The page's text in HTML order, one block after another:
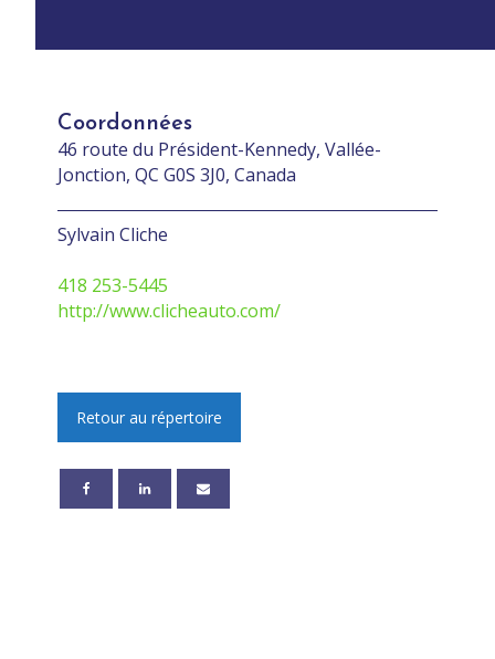
Coordonnées
46 route du Président-Kennedy, Vallée-
Jonction, QC G0S 3J0, Canada
Sylvain Cliche
418 253-5445
http://www.clicheauto.com/
Retour au répertoire